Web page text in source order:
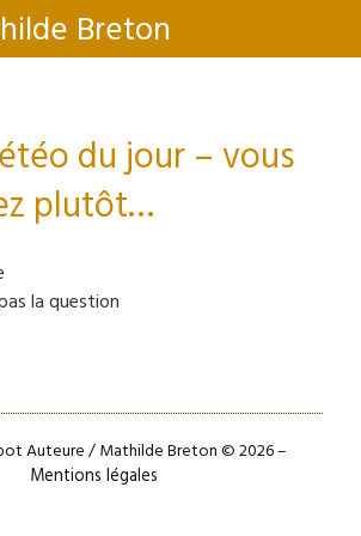
Breton
du jour – vous
plutôt…
la question
Auteure / Mathilde Breton © 2026 –
Mentions légales